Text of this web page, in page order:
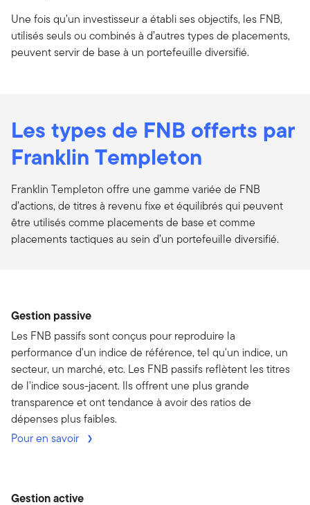
Une fois qu’un investisseur a établi ses objectifs, les FNB,
utilisés seuls ou combinés à d’autres types de placements,
peuvent servir de base à un portefeuille diversifié.
Les types de FNB offerts par
Franklin Templeton
Franklin Templeton offre une gamme variée de FNB
d’actions, de titres à revenu fixe et équilibrés qui peuvent
être utilisés comme placements de base et comme
placements tactiques au sein d’un portefeuille diversifié.
Gestion passive
Les FNB passifs sont conçus pour reproduire la
performance d'un indice de référence, tel qu'un indice, un
secteur, un marché, etc. Les FNB passifs reflètent les titres
de l'indice sous-jacent. Ils offrent une plus grande
transparence et ont tendance à avoir des ratios de
dépenses plus faibles.
Pour en savoir
Gestion active